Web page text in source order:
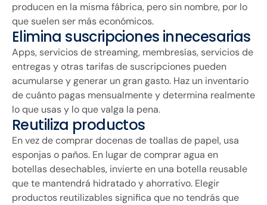
producen en la misma fábrica, pero sin nombre, por lo
que suelen ser más económicos.
Elimina suscripciones innecesarias
Apps, servicios de streaming, membresías, servicios de
entregas y otras tarifas de suscripciones pueden
acumularse y generar un gran gasto. Haz un inventario
de cuánto pagas mensualmente y determina realmente
lo que usas y lo que valga la pena.
Reutiliza productos
En vez de comprar docenas de toallas de papel, usa
esponjas o paños. En lugar de comprar agua en
botellas desechables, invierte en una botella reusable
que te mantendrá hidratado y ahorrativo. Elegir
productos reutilizables significa que no tendrás que